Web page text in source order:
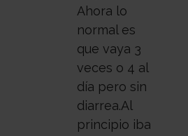
Ahora lo
normal es
que vaya 3
veces o 4 al
día pero sin
diarrea.Al
principio iba